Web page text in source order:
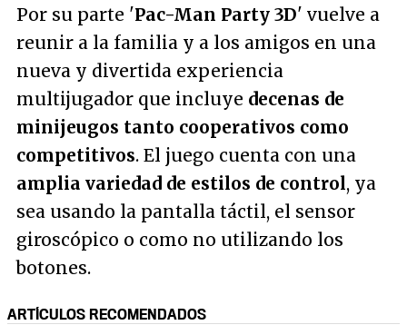
Por su parte 'Pac-Man Party 3D' vuelve a
reunir a la familia y a los amigos en una
nueva y divertida experiencia
multijugador que incluye decenas de
minijeugos tanto cooperativos como
competitivos. El juego cuenta con una
amplia variedad de estilos de control, ya
sea usando la pantalla táctil, el sensor
giroscópico o como no utilizando los
botones.
ARTÍCULOS RECOMENDADOS